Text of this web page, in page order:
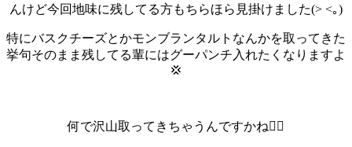
んけど今回地味に残してる方もちらほら見掛けました(> <｡)
特にバスクチーズとかモンブランタルトなんかを取ってきた
挙句そのまま残してる輩にはグーパンチ入れたくなりますよ
💢
何で沢山取ってきちゃうんですかね😮‍💨